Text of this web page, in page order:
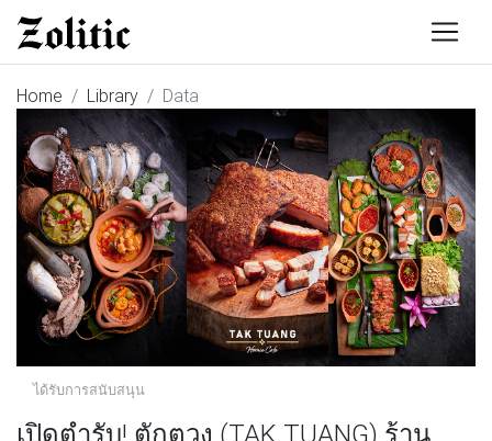
Home Library Data
ได้รับการสนับสนุน
เปิดตำรับ! ตักตวง (TAK TUANG) ร้าน